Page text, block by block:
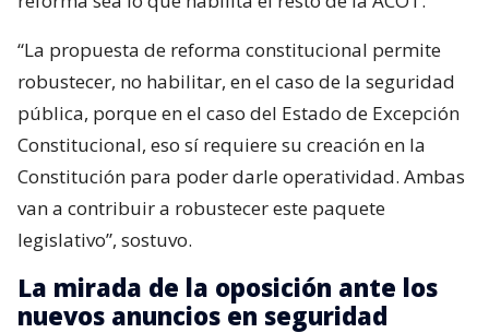
“La propuesta de reforma constitucional permite
robustecer, no habilitar, en el caso de la seguridad
pública, porque en el caso del Estado de Excepción
Constitucional, eso sí requiere su creación en la
Constitución para poder darle operatividad. Ambas
van a contribuir a robustecer este paquete
legislativo”, sostuvo.
La mirada de la oposición ante los
nuevos anuncios en seguridad